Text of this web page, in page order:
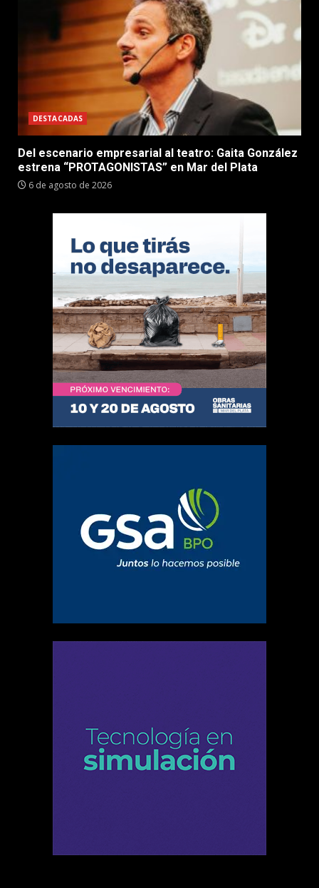
DESTACADAS
Del escenario empresarial al teatro: Gaita González
estrena “PROTAGONISTAS” en Mar del Plata
6 de agosto de 2026